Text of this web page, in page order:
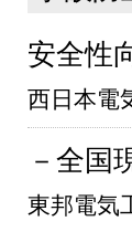
安全性
西日本
－全国
東邦電